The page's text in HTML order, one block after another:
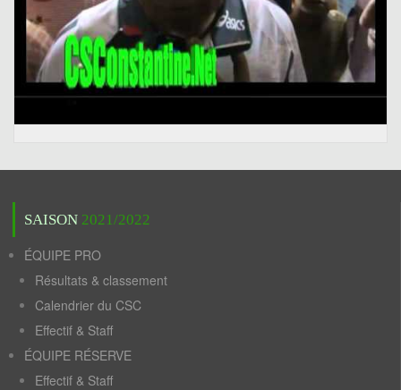
SAISON 2021/2022
ÉQUIPE PRO
Résultats & classement
Calendrier du CSC
Effectif & Staff
ÉQUIPE RÉSERVE
Effectif & Staff